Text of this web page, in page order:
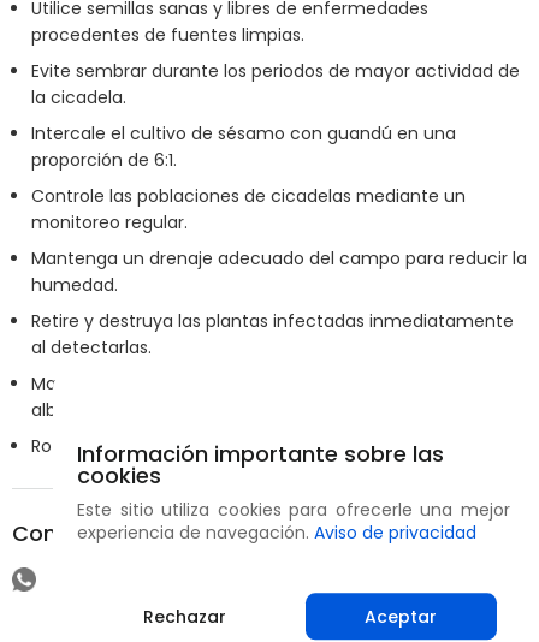
Utilice semillas sanas y libres de enfermedades
procedentes de fuentes limpias.
Evite sembrar durante los periodos de mayor actividad de
la cicadela.
Intercale el cultivo de sésamo con guandú en una
proporción de 6:1.
Controle las poblaciones de cicadelas mediante un
monitoreo regular.
Mantenga un drenaje adecuado del campo para reducir la
humedad.
Retire y destruya las plantas infectadas inmediatamente
al detectarlas.
Mantenga los campos libres de malezas que puedan
albergar fitoplasmas.
Rote los cultivos con especies no hospedantes.
Compartir
Información importante sobre las
cookies
Este sitio utiliza cookies para ofrecerle una mejor
experiencia de navegación. Aviso de privacidad
Rechazar Aceptar